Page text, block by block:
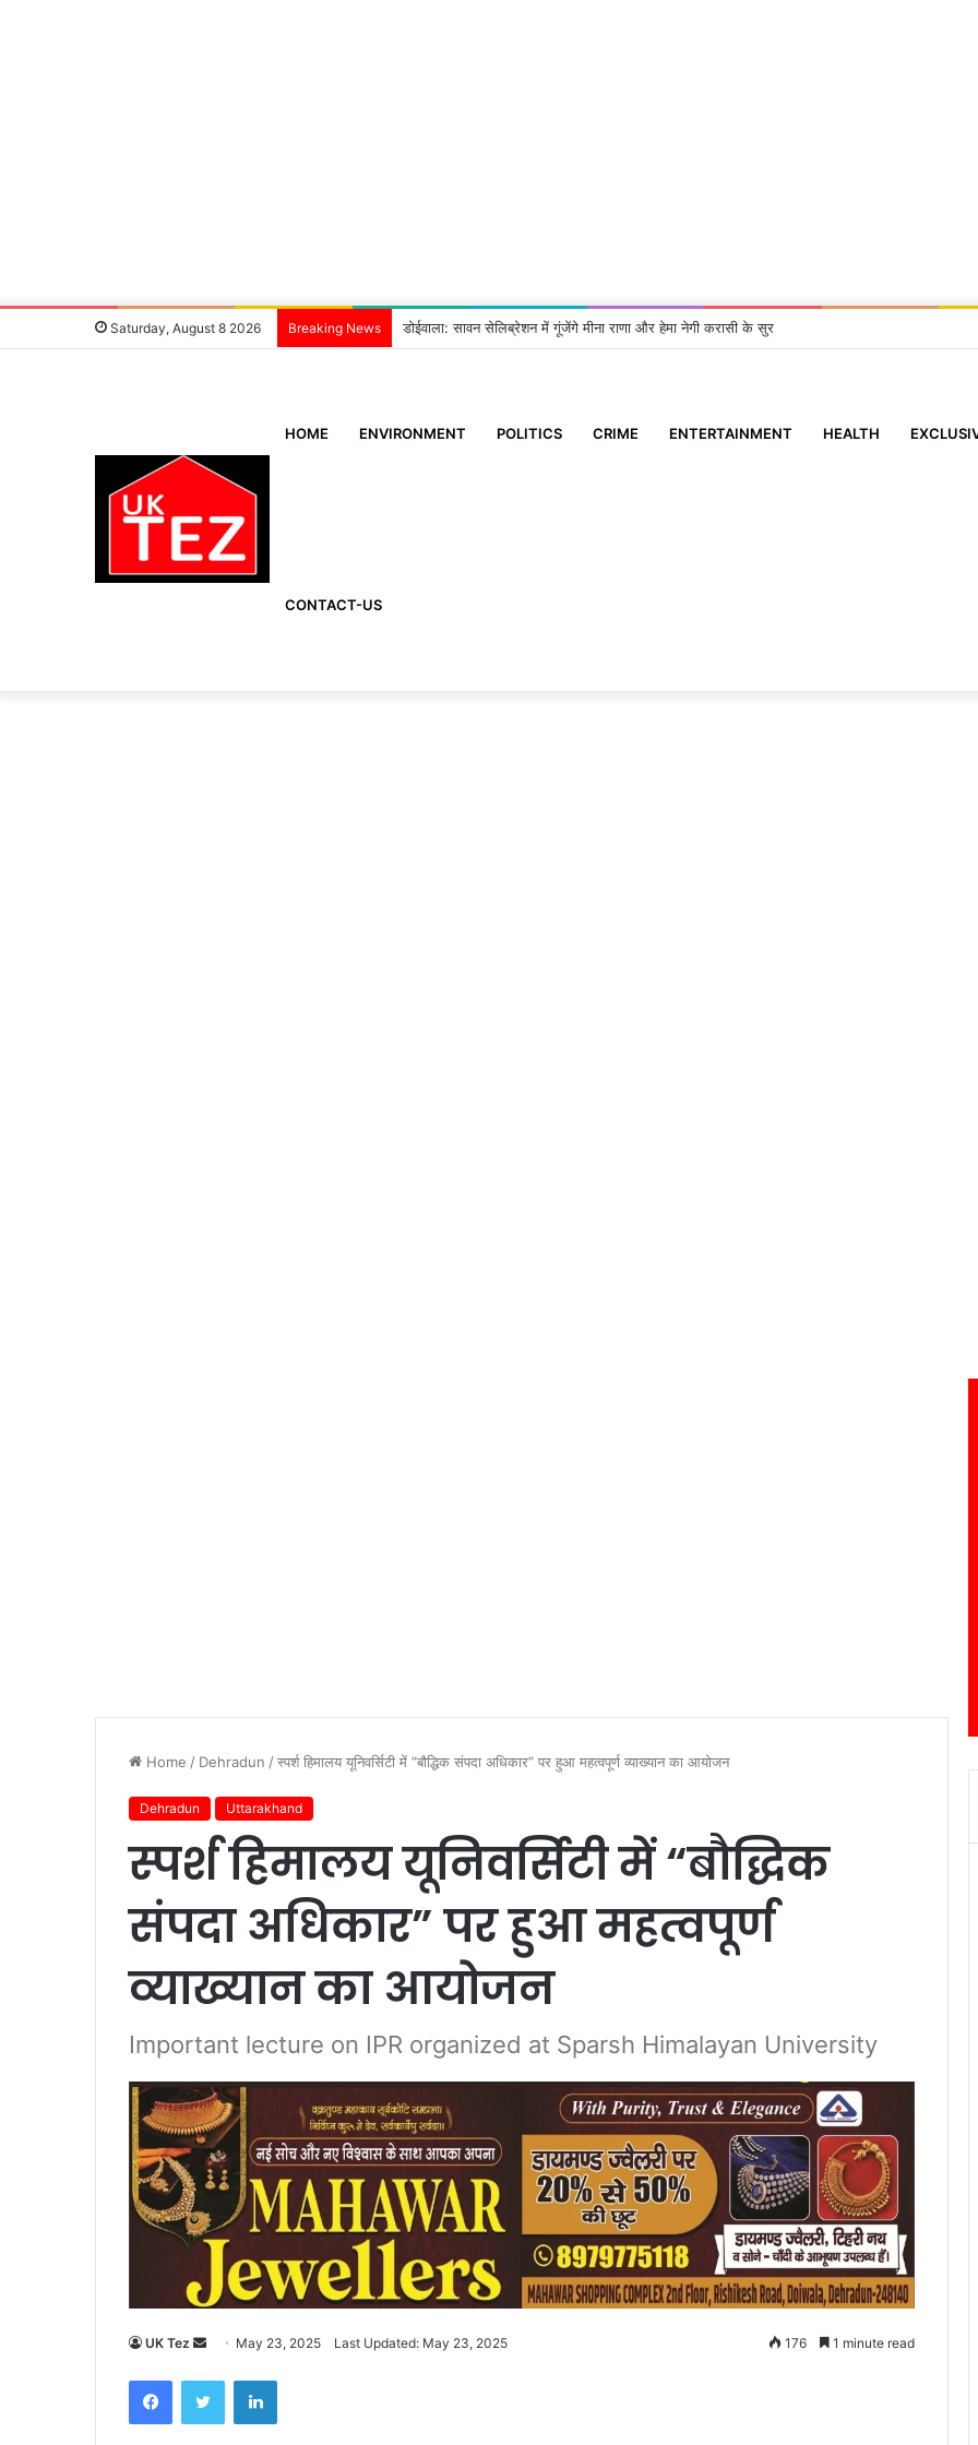
Saturday, August 8 2026 Breaking News डोईवाला: सावन सेलिब्रेशन में गूंजेंगे मीना राणा और हेमा नेगी करासी के सुर
HOME ENVIRONMENT POLITICS CRIME ENTERTAINMENT HEALTH
CONTACT-US
Home / Dehradun /स्पर्श हिमालय यूनिवर्सिटी में “बौद्धिक संपदा अधिकार” पर हुआ महत्वपूर्ण व्याख्यान का आयोजन
Dehradun Uttarakhand
स्पर्श हिमालय यूनिवर्सिटी में “बौद्धिक
संपदा अधिकार” पर हुआ महत्वपूर्ण
व्याख्यान का आयोजन
Important lecture on IPR organized at Sparsh Himalayan University
UK Tez
n
d
May 23, 2025 Last Updated: May 23, 2025 176 1 minute read